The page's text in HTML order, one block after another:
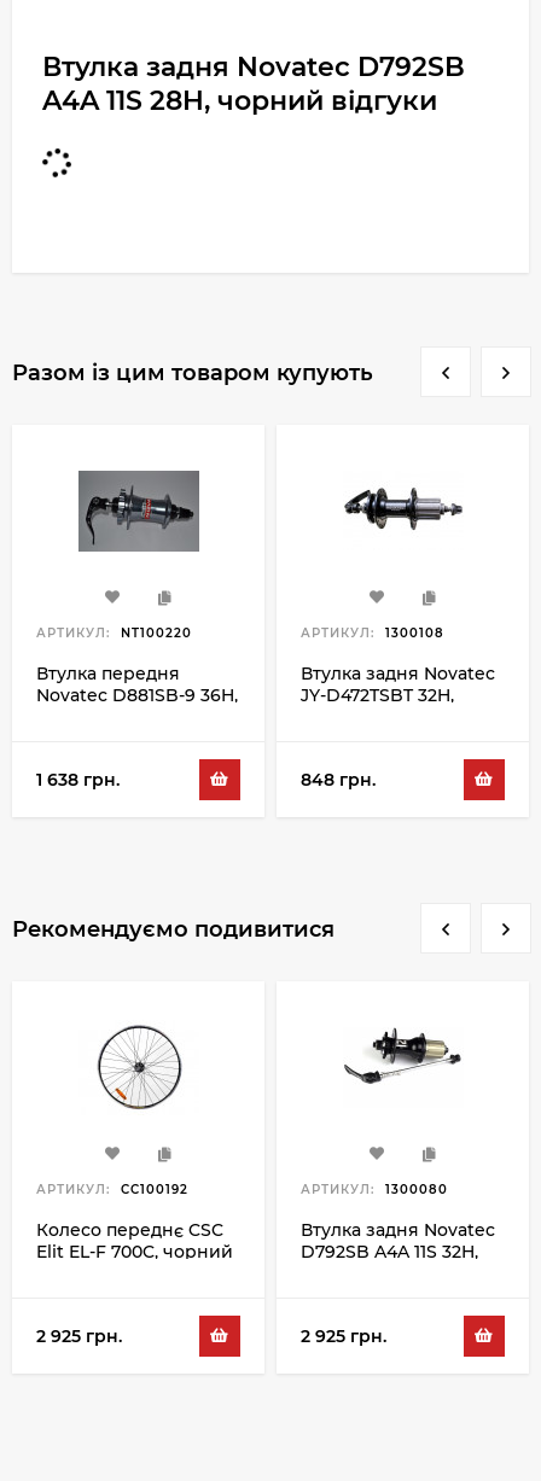
Втулка задня Novatec D792SB
A4A 11S 28H, чорний відгуки
Разом із цим товаром купують
АРТИКУЛ: NT100220
Втулка передня
Novatec D881SB-9 36H,
1 638 грн.
АРТИКУЛ: 1300108
Втулка задня Novatec
JY-D472TSBT 32H,
848 грн.
Рекомендуємо подивитися
АРТИКУЛ: CC100192
Колесо переднє CSC
Elit EL-F 700C, чорний
2 925 грн.
АРТИКУЛ: 1300080
Втулка задня Novatec
D792SB A4A 11S 32H,
2 925 грн.